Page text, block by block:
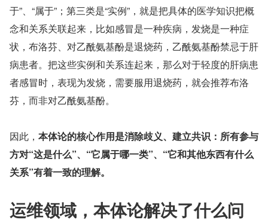
于”、“属于”；第三类是“实例”，就是把具体的医学知识把概
念和关系关联起来，比如感冒是一种疾病，发烧是一种症
状，布洛芬、对乙酰氨基酚是退烧药，乙酰氨基酚禁忌于肝
病患者。把这些实例和关系连起来，那么对于轻度的肝病患
者感冒时，表现为发烧，需要服用退烧药，就会推荐布洛
芬，而非对乙酰氨基酚。
因此， 本体论的核心作用是消除歧义、建立共识：所有参与
方对“这是什么”、“它属于哪一类”、“它和其他东西有什么
关系”有着一致的理解。
运维领域，本体论解决了什么问